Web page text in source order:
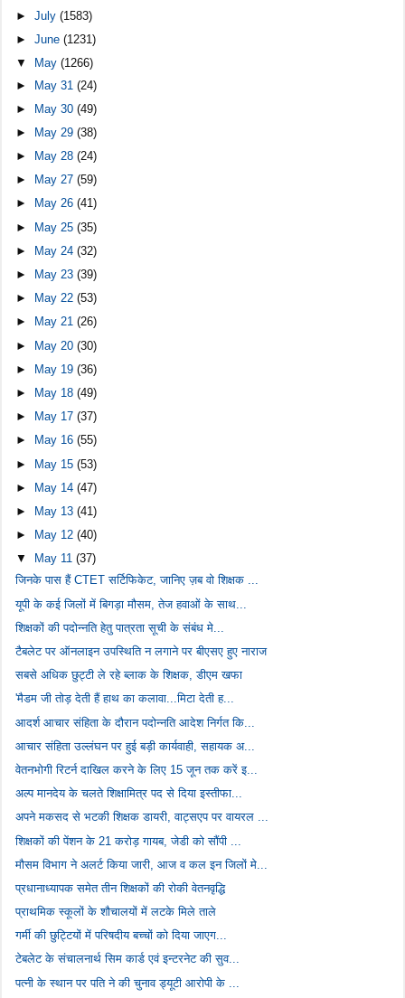
►July(1583)
►June(1231)
▼
May(1266)
► May 31(24)
► May 30(49)
►
May 29(38)
►
May 28(24)
►
May 27(59)
►
May 26(41)
► May 25(35)
►
May 24(32)
►
May 23(39)
►
May 22(53)
►
May 21(26)
► May 20(30)
►
May 19(36)
►
May 18(49)
►
May 17(37)
►
May 16(55)
► May 15(53)
► May 14(47)
►
May 13(41)
►
May 12(40)
▼
May 11(37)
जिनके पास हैं CTET सर्टिफिकेट, जानिए ज़ब वो शिक्षक ...
यूपी के कई जिलों में बिगड़ा मौसम, तेज हवाओं के साथ...
शिक्षकों की पदोन्नति हेतु पात्रता सूची के संबंध मे...
टैबलेट पर ऑनलाइन उपस्थिति न लगाने पर बीएसए हुए नाराज
सबसे अधिक छुट्टी ले रहे ब्लाक के शिक्षक, डीएम खफा
'मैडम जी तोड़ देती हैं हाथ का कलावा...मिटा देती ह...
आदर्श आचार संहिता के दौरान पदोन्नति आदेश निर्गत कि...
आचार संहिता उल्लंघन पर हुई बड़ी कार्यवाही, सहायक अ...
वेतनभोगी रिटर्न दाखिल करने के लिए 15 जून तक करें इ...
अल्प मानदेय के चलते शिक्षामित्र पद से दिया इस्तीफा...
अपने मकसद से भटकी शिक्षक डायरी, वाट्सएप पर वायरल ...
शिक्षकों की पेंशन के 21 करोड़ गायब, जेडी को सौंपी ...
मौसम विभाग ने अलर्ट किया जारी, आज व कल इन जिलों मे...
प्रधानाध्यापक समेत तीन शिक्षकों की रोकी वेतनवृद्धि
प्राथमिक स्कूलों के शौचालयों में लटके मिले ताले
गर्मी की छुट्टियों में परिषदीय बच्चों को दिया जाएग...
टेबलेट के संचालनार्थ सिम कार्ड एवं इन्टरनेट की सुव...
पत्नी के स्थान पर पति ने की चुनाव ड्यूटी आरोपी के ...